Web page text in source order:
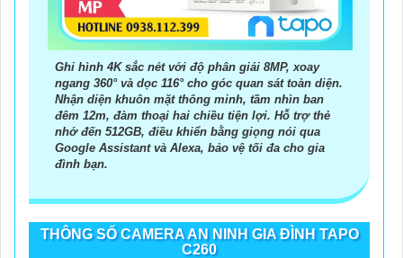
Ghi hình 4K sắc nét với độ phân giải 8MP, xoay
ngang 360° và dọc 116° cho góc quan sát toàn diện.
Nhận diện khuôn mặt thông minh, tầm nhìn ban
đêm 12m, đàm thoại hai chiều tiện lợi. Hỗ trợ thẻ
nhớ đến 512GB, điều khiển bằng giọng nói qua
Google Assistant và Alexa, bảo vệ tối đa cho gia
đình bạn.
THÔNG SỐ CAMERA AN NINH GIA ĐÌNH TAPO
C260